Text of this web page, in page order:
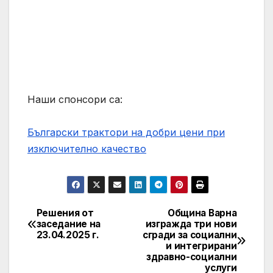
Наши спонсори са:
Български трактори на добри цени при
изключително качество
Навигация
Община Варна
изгражда три нови
сгради за социални
и интегрирани
здравно-социални
услуги
Решения от
заседание на
23.04.2025 г.